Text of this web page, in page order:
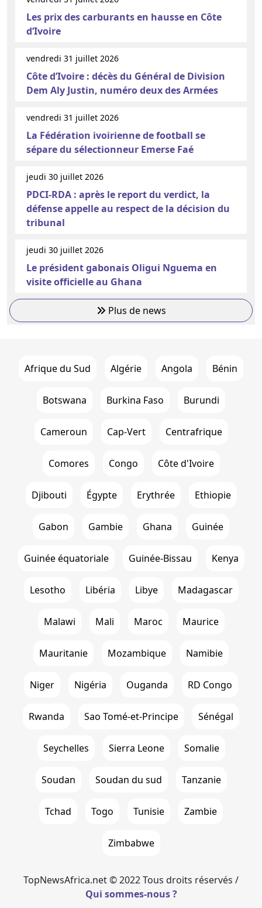
Les prix des carburants en hausse en Côte
d’Ivoire
vendredi 31 juillet 2026
Côte d’Ivoire : décès du Général de Division
Dem Aly Justin, numéro deux des Armées
vendredi 31 juillet 2026
La Fédération ivoirienne de football se
sépare du sélectionneur Emerse Faé
jeudi 30 juillet 2026
PDCI-RDA : après le report du verdict, la
défense appelle au respect de la décision du
tribunal
jeudi 30 juillet 2026
Le président gabonais Oligui Nguema en
visite officielle au Ghana
Plus de news
Afrique du Sud Algérie Angola Bénin
Botswana Burkina Faso Burundi
Cameroun Cap-Vert Centrafrique
Comores Congo Côte d'Ivoire
Djibouti Égypte Erythrée Ethiopie
Gabon Gambie Ghana Guinée
Guinée équatoriale Guinée-Bissau Kenya
Lesotho Libéria Libye Madagascar
Malawi Mali Maroc Maurice
Mauritanie Mozambique Namibie
Niger Nigéria Ouganda RD Congo
Rwanda Sao Tomé-et-Principe Sénégal
Seychelles Sierra Leone Somalie
Soudan Soudan du sud Tanzanie
Tchad Togo Tunisie Zambie
Zimbabwe
TopNewsAfrica.net © 2022 Tous droits réservés /
Qui sommes-nous ?